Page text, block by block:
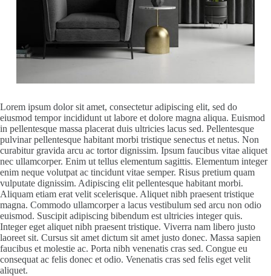
Lorem ipsum dolor sit amet, consectetur adipiscing elit, sed do
eiusmod tempor incididunt ut labore et dolore magna aliqua. Euismod
in pellentesque massa placerat duis ultricies lacus sed. Pellentesque
pulvinar pellentesque habitant morbi tristique senectus et netus. Non
curabitur gravida arcu ac tortor dignissim. Ipsum faucibus vitae aliquet
nec ullamcorper. Enim ut tellus elementum sagittis. Elementum integer
enim neque volutpat ac tincidunt vitae semper. Risus pretium quam
vulputate dignissim. Adipiscing elit pellentesque habitant morbi.
Aliquam etiam erat velit scelerisque. Aliquet nibh praesent tristique
magna. Commodo ullamcorper a lacus vestibulum sed arcu non odio
euismod. Suscipit adipiscing bibendum est ultricies integer quis.
Integer eget aliquet nibh praesent tristique. Viverra nam libero justo
laoreet sit. Cursus sit amet dictum sit amet justo donec. Massa sapien
faucibus et molestie ac. Porta nibh venenatis cras sed. Congue eu
consequat ac felis donec et odio. Venenatis cras sed felis eget velit
aliquet.